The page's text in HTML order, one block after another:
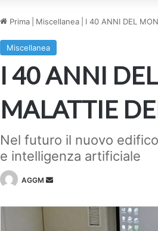
Prima Miscellanea I 40 ANNI DEL
Miscellanea
I 40 ANNI
MALATTIE
Nel futuro il nuovo
e intelligenza artificiale
AGGM
Invia